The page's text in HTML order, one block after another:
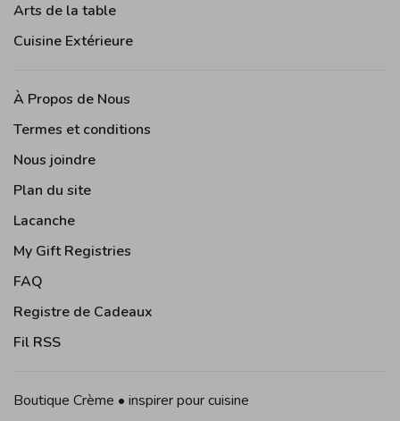
Arts de la table
Cuisine Extérieure
À Propos de Nous
Termes et conditions
Nous joindre
Plan du site
Lacanche
My Gift Registries
FAQ
Registre de Cadeaux
Fil RSS
Boutique Crème • inspirer pour cuisine